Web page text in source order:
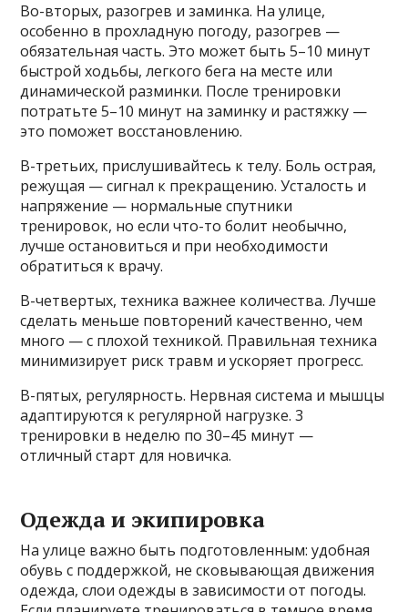
Во-вторых, разогрев и заминка. На улице,
особенно в прохладную погоду, разогрев —
обязательная часть. Это может быть 5–10 минут
быстрой ходьбы, легкого бега на месте или
динамической разминки. После тренировки
потратьте 5–10 минут на заминку и растяжку —
это поможет восстановлению.
В-третьих, прислушивайтесь к телу. Боль острая,
режущая — сигнал к прекращению. Усталость и
напряжение — нормальные спутники
тренировок, но если что-то болит необычно,
лучше остановиться и при необходимости
обратиться к врачу.
В-четвертых, техника важнее количества. Лучше
сделать меньше повторений качественно, чем
много — с плохой техникой. Правильная техника
минимизирует риск травм и ускоряет прогресс.
В-пятых, регулярность. Нервная система и мышцы
адаптируются к регулярной нагрузке. 3
тренировки в неделю по 30–45 минут —
отличный старт для новичка.
Одежда и экипировка
На улице важно быть подготовленным: удобная
обувь с поддержкой, не сковывающая движения
одежда, слои одежды в зависимости от погоды.